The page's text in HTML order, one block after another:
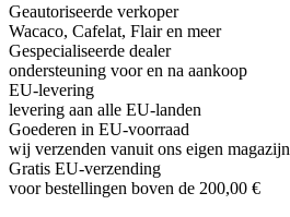
Geautoriseerde verkoper
Wacaco, Cafelat, Flair en meer
Gespecialiseerde dealer
ondersteuning voor en na aankoop
EU-levering
levering aan alle EU-landen
Goederen in EU-voorraad
wij verzenden vanuit ons eigen magazijn
Gratis EU-verzending
voor bestellingen boven de 200,00 €